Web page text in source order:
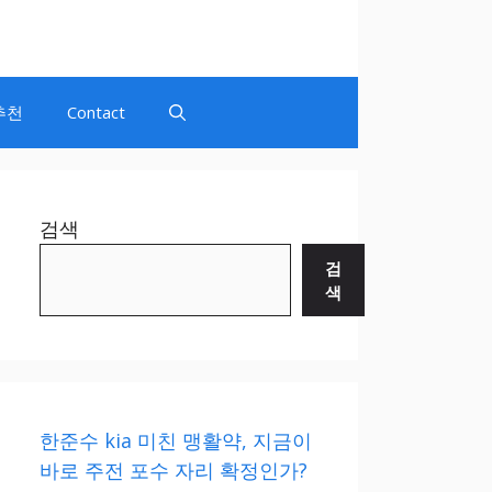
천 Contact
검색
검
색
한준수 kia 미친 맹활약, 지금이
바로 주전 포수 자리 확정인가?